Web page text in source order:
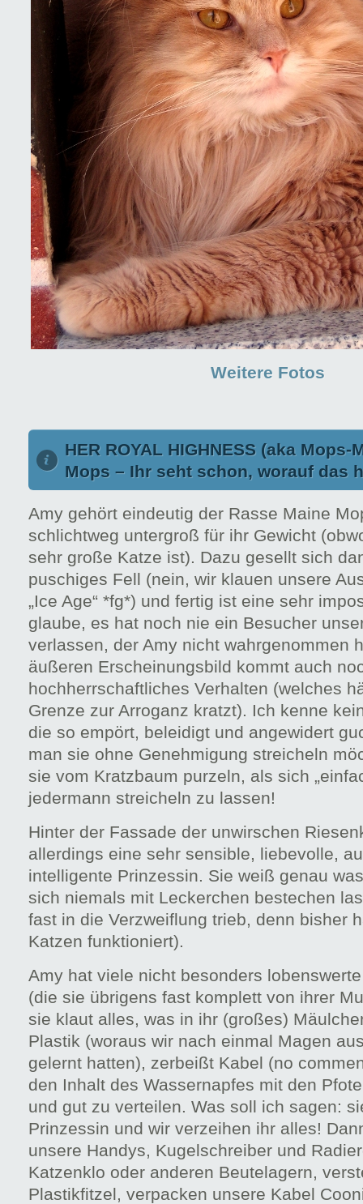
Weitere Fotos
HER ROYAL HIGHNESS (aka
Mops – Ihr seht schon, worauf das
Amy gehört eindeutig der Rasse Maine
schlichtweg untergroß für ihr Gewicht
sehr große Katze ist). Dazu gesellt sich
puschiges Fell (nein, wir klauen unsere
„Ice Age“ *fg*) und fertig ist eine sehr
glaube, es hat noch nie ein Besucher
verlassen, der Amy nicht wahrgenommen
äußeren Erscheinungsbild kommt auch
hochherrschaftliches Verhalten (welches
Grenze zur Arroganz kratzt). Ich kenne
die so empört, beleidigt und angewidert
man sie ohne Genehmigung streicheln
sie vom Kratzbaum purzeln, als sich
jedermann streicheln zu lassen!
Hinter der Fassade der unwirschen
allerdings eine sehr sensible, liebevolle,
intelligente Prinzessin. Sie weiß genau
sich niemals mit Leckerchen bestechen
fast in die Verzweiflung trieb, denn bisher
Katzen funktioniert).
Amy hat viele nicht besonders
(die sie übrigens fast komplett von ihrer
sie klaut alles, was in ihr (großes)
Plastik (woraus wir nach einmal Magen
gelernt hatten), zerbeißt Kabel (no
den Inhalt des Wassernapfes mit den
und gut zu verteilen. Was soll ich sagen:
Prinzessin und wir verzeihen ihr alles!
unsere Handys, Kugelschreiber und
Katzenklo oder anderen Beutelagern,
Plastikfitzel, verpacken unsere Kabel